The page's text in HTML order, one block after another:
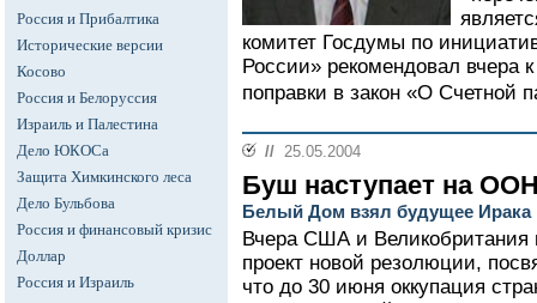
Россия и Прибалтика
Исторические версии
Косово
Россия и Белоруссия
Израиль и Палестина
Дело ЮКОСа
Защита Химкинского леса
Дело Бульбова
Россия и финансовый кризис
Доллар
Россия и Израиль
комитет Госдумы по
России» рекомендовал вчера
поправки в закон «О Счетной
// 25.05.2004
Буш наступает на
Белый Дом взял будущее Ирака
Вчера США и
проект новой резолюции,
что до 30 июня оккупация